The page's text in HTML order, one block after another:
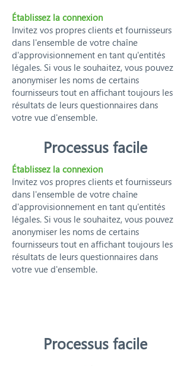
Établissez la connexion
Invitez vos propres clients et fournisseurs
dans l'ensemble de votre chaîne
d'approvisionnement en tant qu'entités
légales. Si vous le souhaitez, vous pouvez
anonymiser les noms de certains
fournisseurs tout en affichant toujours les
résultats de leurs questionnaires dans
votre vue d'ensemble.
Processus facile
Établissez la connexion
Invitez vos propres clients et fournisseurs
dans l'ensemble de votre chaîne
d'approvisionnement en tant qu'entités
légales. Si vous le souhaitez, vous pouvez
anonymiser les noms de certains
fournisseurs tout en affichant toujours les
résultats de leurs questionnaires dans
votre vue d'ensemble.
Processus facile